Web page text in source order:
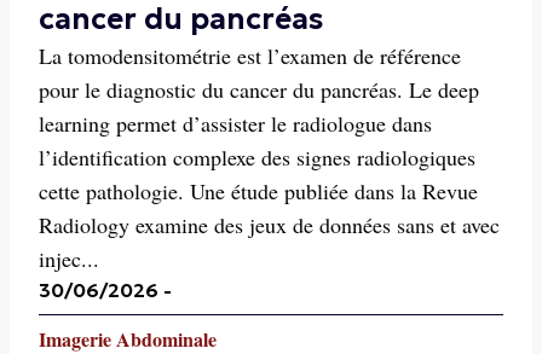
cancer du pancréas
La tomodensitométrie est l’examen de référence
pour le diagnostic du cancer du pancréas. Le deep
learning permet d’assister le radiologue dans
l’identification complexe des signes radiologiques
cette pathologie. Une étude publiée dans la Revue
Radiology examine des jeux de données sans et avec
injec...
30/06/2026 -
Imagerie Abdominale